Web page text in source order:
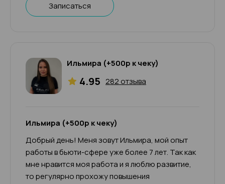
Записаться
Ильмира (+500р к чеку)
4.95 282 отзыва
Ильмира (+500р к чеку)
Добрый день! Меня зовут Ильмира, мой опыт
работы в бьюти-сфере уже более 7 лет. Так как
мне нравится моя работа и я люблю развитие,
то регулярно прохожу повышения